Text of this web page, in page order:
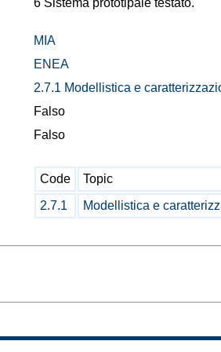
6 Sistema prototipale testato.
MIA
ENEA
2.7.1 Modellistica e
Falso
Falso
Code
Topic
2.7.1
Modellistica e